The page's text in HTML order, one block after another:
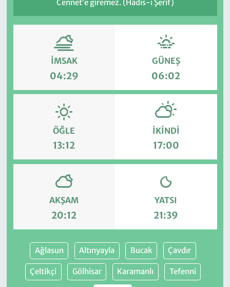
Cennet’e giremez. (Hadis-i Şerif)
İMSAK
04:29
GÜNEŞ
06:02
ÖĞLE
13:12
İKINDI
17:00
AKŞAM
20:12
YATSI
21:39
Ağlasun Altınyayla Bucak Çavdır
Çeltikçi Gölhisar Karamanlı Tefenni